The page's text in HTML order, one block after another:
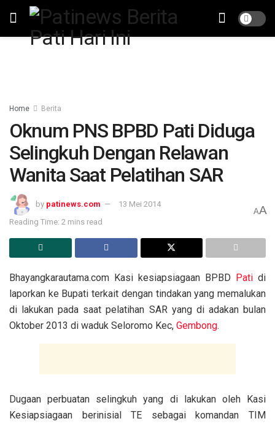
Home Berita
Oknum PNS BPBD Pati Diduga
Selingkuh Dengan Relawan
Wanita Saat Pelatihan SAR
by patinews.com
13 Mei 2014
Reading Time: 2 mins read
AA
Bhayangkarautama.com Kasi kesiapsiagaan BPBD Pati di
laporkan ke Bupati terkait dengan tindakan yang memalukan
di lakukan pada saat pelatihan SAR yang di adakan bulan
Oktober 2013 di waduk Seloromo Kec, Gembong.
Dugaan perbuatan selingkuh yang di lakukan oleh Kasi
Kesiapsiagaan berinisial TE sebagai komandan TIM